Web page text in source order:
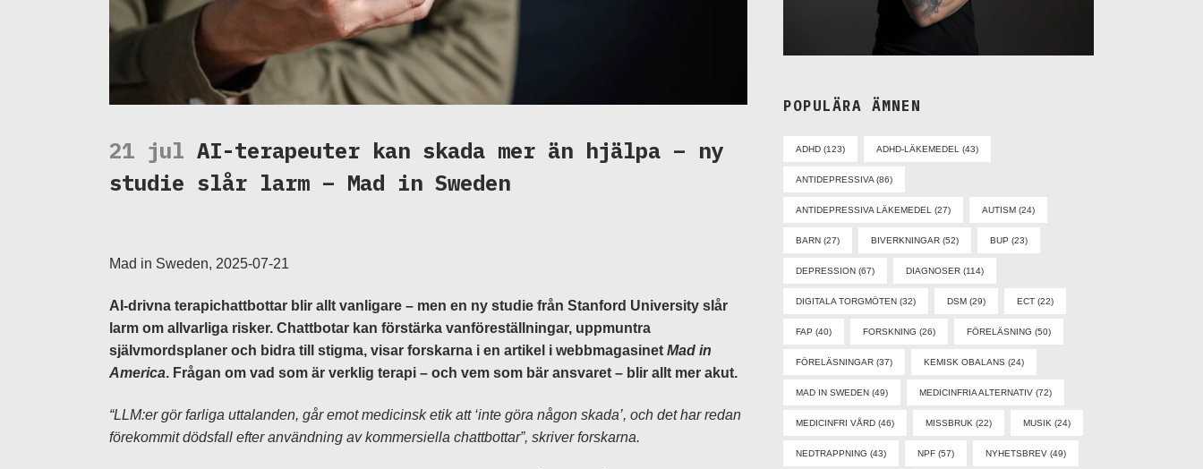
21 jul AI-terapeuter kan skada mer än hjälpa – ny
studie slår larm – Mad in Sweden
Mad in Sweden, 2025-07-21
AI-drivna terapichattbottar blir allt vanligare – men en ny studie från Stanford University slår
larm om allvarliga risker. Chattbotar kan förstärka vanföreställningar, uppmuntra
självmordsplaner och bidra till stigma, visar forskarna i en artikel i webbmagasinet Mad in
America. Frågan om vad som är verklig terapi – och vem som bär ansvaret – blir allt mer akut.
“LLM:er gör farliga uttalanden, går emot medicinsk etik att ‘inte göra någon skada’, och det har redan
förekommit dödsfall efter användning av kommersiella chattbottar”, skriver forskarna.
POPULÄRA ÄMNEN
ADHD (123) ADHD-LÄKEMEDEL (43)
ANTIDEPRESSIVA (86)
ANTIDEPRESSIVA LÄKEMEDEL (27) AUTISM (24)
BARN (27) BIVERKNINGAR (52) BUP (23)
DEPRESSION (67) DIAGNOSER (114)
DIGITALA TORGMÖTEN (32) DSM (29) ECT (22)
FAP (40) FORSKNING (26) FÖRELÄSNING (50)
FÖRELÄSNINGAR (37) KEMISK OBALANS (24)
MAD IN SWEDEN (49) MEDICINFRIA ALTERNATIV (72)
MEDICINFRI VÅRD (46) MISSBRUK (22) MUSIK (24)
NEDTRAPPNING (43) NPF (57) NYHETSBREV (49)